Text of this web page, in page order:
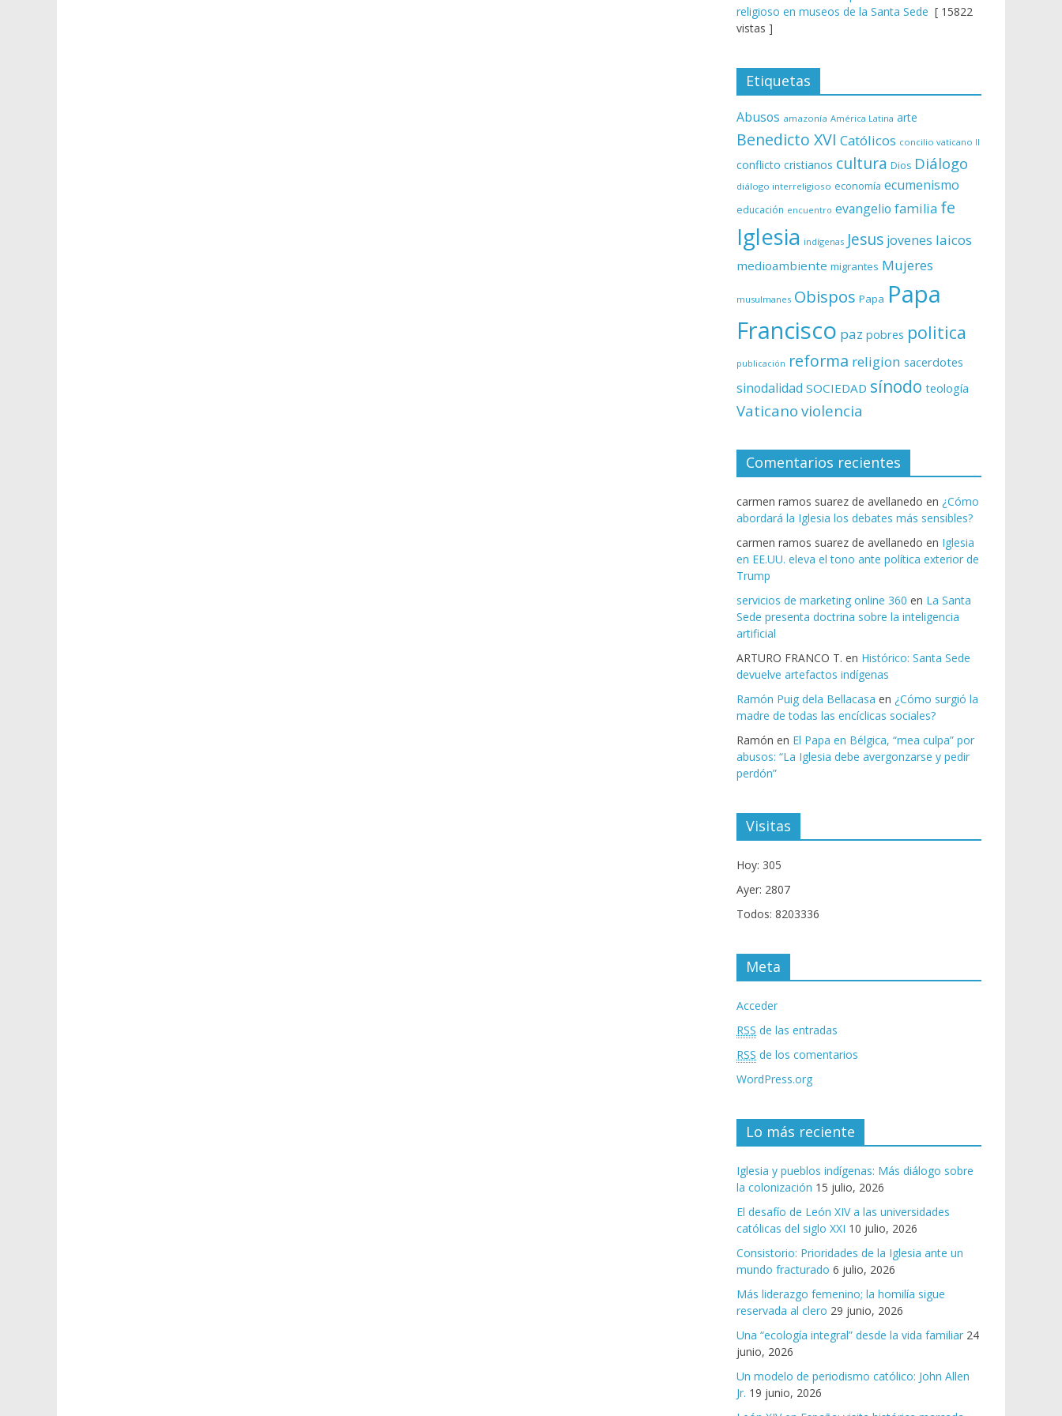
religioso en museos de la Santa Sede [ 15822
vistas ]
Etiquetas
Abusos amazonía América Latina arte
Benedicto XVI Católicos concilio vaticano II
conflicto cristianos cultura Dios Diálogo
diálogo interreligioso economía ecumenismo
educación encuentro evangelio familia fe
Iglesia indígenas Jesus jovenes laicos
medioambiente migrantes Mujeres
musulmanes Obispos Papa Papa
Francisco paz pobres politica
publicación reforma religion sacerdotes
sinodalidad SOCIEDAD sínodo teología
Vaticano violencia
Comentarios recientes
carmen ramos suarez de avellanedo en ¿Cómo
abordará la Iglesia los debates más sensibles?
carmen ramos suarez de avellanedo en Iglesia
en EE.UU. eleva el tono ante política exterior de
Trump
servicios de marketing online 360 en La Santa
Sede presenta doctrina sobre la inteligencia
artificial
ARTURO FRANCO T. en Histórico: Santa Sede
devuelve artefactos indígenas
Ramón Puig dela Bellacasa en ¿Cómo surgió la
madre de todas las encíclicas sociales?
Ramón en El Papa en Bélgica, “mea culpa” por
abusos: “La Iglesia debe avergonzarse y pedir
perdón”
Visitas
Hoy: 305
Ayer: 2807
Todos: 8203336
Meta
Acceder
RSS de las entradas
RSS de los comentarios
WordPress.org
Lo más reciente
Iglesia y pueblos indígenas: Más diálogo sobre
la colonización 15 julio, 2026
El desafío de León XIV a las universidades
católicas del siglo XXI 10 julio, 2026
Consistorio: Prioridades de la Iglesia ante un
mundo fracturado 6 julio, 2026
Más liderazgo femenino; la homilía sigue
reservada al clero 29 junio, 2026
Una “ecología integral” desde la vida familiar 24
junio, 2026
Un modelo de periodismo católico: John Allen
Jr. 19 junio, 2026